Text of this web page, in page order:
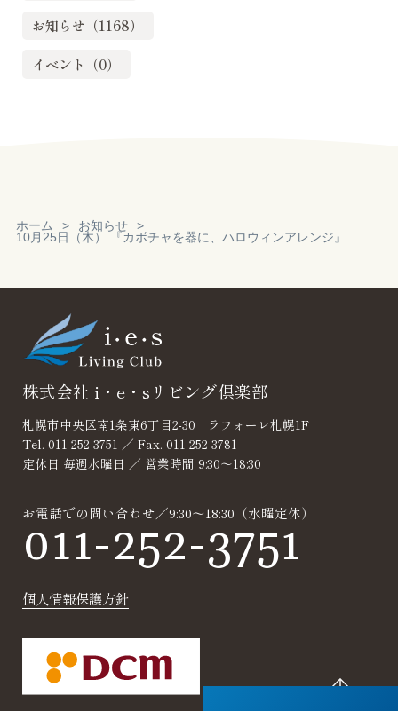
お知らせ（1168）
イベント（0）
ホーム
お知らせ
10月25日（木） 『カボチャを器に、ハロウィンアレンジ』
Reservation
見積り・無料相
株式会社 i・e・sリビング倶楽部
札幌市中央区南1条東6丁目2-30 ラフォーレ札幌1F
Tel. 011-252-3751 ／ Fax. 011-252-3781
定休日 毎週水曜日 ／ 営業時間 9:30～18:30
お電話での問い合わせ／9:30～18:30（水曜定休）
011-252-3751
個人情報保護方針